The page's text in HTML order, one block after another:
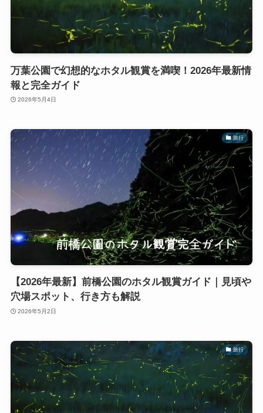
万葉公園で幻想的なホタル観賞を満喫！2026年最新情
報と完全ガイド
2026年5月4日
旅行
【2026年最新】前橋公園のホタル観賞ガイド｜見頃や
穴場スポット、行き方も解説
2026年5月2日
旅行